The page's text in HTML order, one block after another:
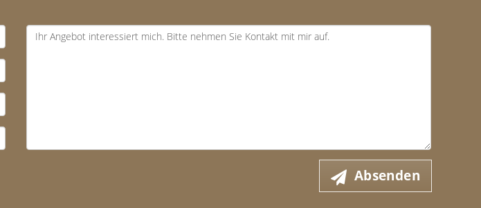
Absenden